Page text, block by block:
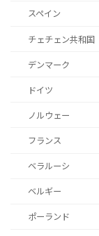
スペイン
チェチェン共和国
デンマーク
ドイツ
ノルウェー
フランス
ベラルーシ
ベルギー
ポーランド